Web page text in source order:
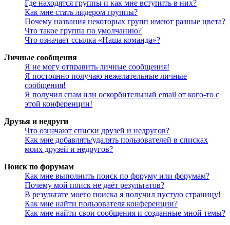
Где находятся группы и как мне вступить в них?
Как мне стать лидером группы?
Почему названия некоторых групп имеют разные цвета?
Что такое группа по умолчанию?
Что означает ссылка «Наша команда»?
Личные сообщения
Я не могу отправить личные сообщения!
Я постоянно получаю нежелательные личные
сообщения!
Я получил спам или оскорбительный email от кого-то с
этой конференции!
Друзья и недруги
Что означают списки друзей и недругов?
Как мне добавлять/удалять пользователей в списках
моих друзей и недругов?
Поиск по форумам
Как мне выполнить поиск по форуму или форумам?
Почему мой поиск не даёт результатов?
В результате моего поиска я получил пустую страницу!
Как мне найти пользователя конференции?
Как мне найти свои сообщения и созданные мной темы?